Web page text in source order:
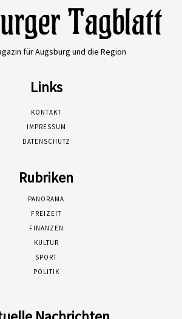
für Augsburg und die Region
Links
KONTAKT
IMPRESSUM
DATENSCHUTZ
Rubriken
PANORAMA
FREIZEIT
FINANZEN
KULTUR
SPORT
POLITIK